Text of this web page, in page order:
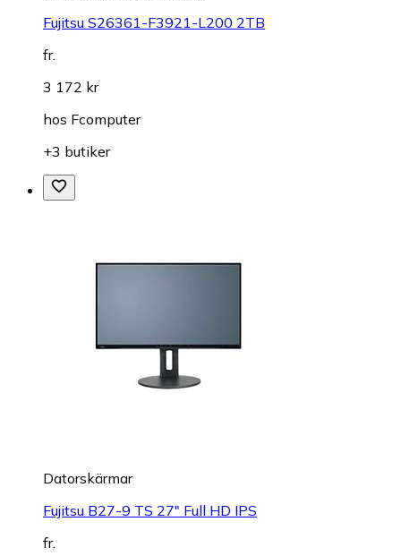
Fujitsu S26361-F3921-L200 2TB
fr.
3 172 kr
hos Fcomputer
+3 butiker
Datorskärmar
Fujitsu B27-9 TS 27" Full HD IPS
fr.